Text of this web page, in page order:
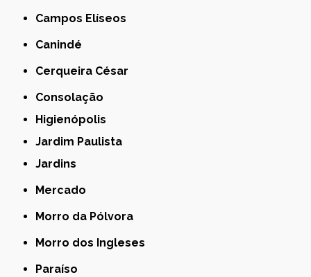
Campos Elíseos
Canindé
Cerqueira César
Consolação
Higienópolis
Jardim Paulista
Jardins
Mercado
Morro da Pólvora
Morro dos Ingleses
Paraíso